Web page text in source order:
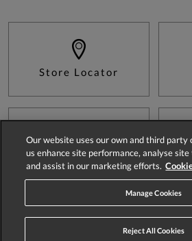
Store Locator
Delivery
Jetzt anmelden und
Our website uses our own and third party
us enhance site performance, analyse
and assist in our marketing efforts.
Manage Cookies
Reject All Cookies